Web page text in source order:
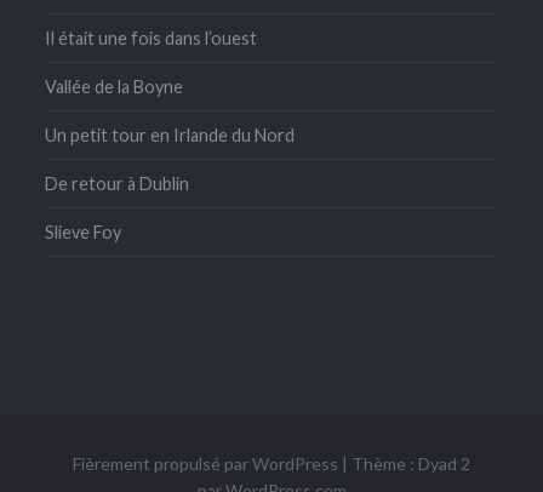
Il était une fois dans l’ouest
Vallée de la Boyne
Un petit tour en Irlande du Nord
De retour à Dublin
Slieve Foy
Fièrement propulsé par WordPress | Thème : Dyad 2